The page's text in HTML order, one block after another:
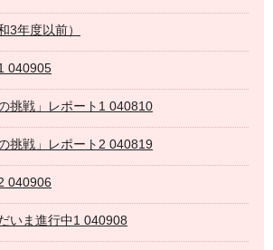
3年度以前）
040905
挑戦」レポート1 040810
挑戦」レポート2 040819
040906
いま進行中1 040908